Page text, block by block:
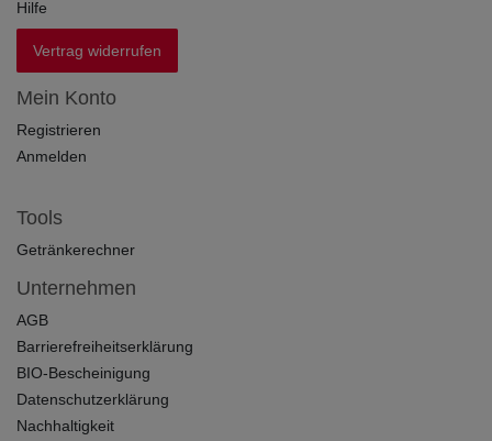
Hilfe
Vertrag widerrufen
Mein Konto
Registrieren
Anmelden
Tools
Getränkerechner
Unternehmen
AGB
Barrierefreiheitserklärung
BIO-Bescheinigung
Datenschutzerklärung
Nachhaltigkeit